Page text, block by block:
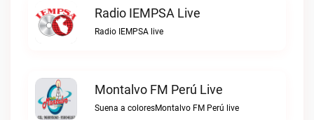
Radio IEMPSA Live
Radio IEMPSA live
Montalvo FM Perú Live
Suena a coloresMontalvo FM Perú live